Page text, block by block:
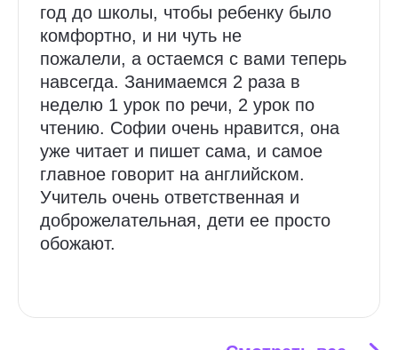
год до школы, чтобы ребенку было
комфортно, и ни чуть не
пожалели, а остаемся с вами теперь
навсегда. Занимаемся 2 раза в
неделю 1 урок по речи, 2 урок по
чтению. Софии очень нравится, она
уже читает и пишет сама, и самое
главное говорит на английском.
Учитель очень ответственная и
доброжелательная, дети ее просто
обожают.